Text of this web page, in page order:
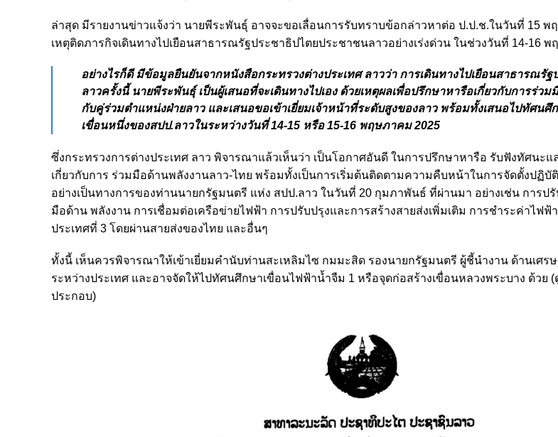
ล่าสุด มีรายงานข่าวแจ้งว่า นายพีระพันธุ์ อาจจะขอเลื่อนการรับทราบข้อกล่าวหาต่อ ป.ป.ช.ในวันที่ 15 พ
เหตุติดภารกิจเดินทางไปเยือนสาธารณรัฐประชาธิปไตยประชาชนลาวอย่างเร่งด่วน ในช่วงวันที่ 14-16
อย่างไรก็ดี มีข้อมูลยืนยันจากหนังสือกระทรวงต่างประเทศ ลาวว่า การเดินทางไปเยือนสาธารณรั
ลาวครั้งนี้ นายพีระพันธุ์ เป็นผู้เสนอที่จะเดินทางไปเอง ด้วยเหตุผลเพื่อปรึกษาหารือเกี่ยวกับการร่ว
กับคู่ร่วมตำแหน่งฝ่ายลาว และเสนอขอเข้าเยี่ยมเจ้าหน้าที่ระดับสูงของลาว พร้อมทั้งเสนอไปทัศนศึ
เขื่อนหนึ่งของสปป.ลาวในระหว่างวันที่ 14-15 หรือ 15-16 พฤษภาคม 2025
ซึ่งกระทรวงการต่างประเทศ ลาว พิจารณาแล้วเห็นว่า เป็นโอกาศอันดี ในการปรึกษาหารือ รับฟังทัศนะแ
เกี่ยวกับการ ร่วมมือด้านพลังงานลาว-ไทย พร้อมทั้งเป็นการเริ่มต้นติดตามความคืบหน้าในการจัดตั้งปฏิบัติ
อย่างเป็นทางการของท่านนายกรัฐมนตรี แห่ง สปป.ลาว ในวันที่ 20 กุมภาพันธ์ ที่ผ่านมา อย่างเช่น การปรั
มือด้าน พลังงาน การเชื่อมต่อเครือข่ายไฟฟ้า การปรับปรุงและการสร้างสายส่งเพิ่มเติม การชำระค่าไฟ
ประเทศที่ 3 โดยผ่านสายส่งของไทย และอื่นๆ
ทั้งนี้ เห็นควรพิจารณาให้เข้าเยี่ยมคำนับท่านสะเหลิมไซ กมมะสิด รองนายกรัฐมนตรี ผู้ชี้นำงาน ด้านเศร
ระหว่างประเทศ และอาจจัดให้ไปทัศนศึกษาเขื่อนไฟฟ้าน้ำจืม 1 หรือจุดก่อสร้างเขื่อนหลวงพระบาง ด้วย (
ประกอบ)